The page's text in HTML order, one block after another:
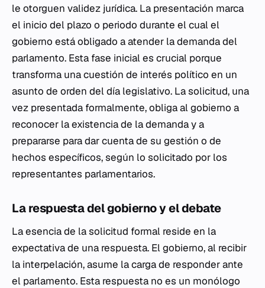
le otorguen validez jurídica. La presentación marca
el inicio del plazo o periodo durante el cual el
gobierno está obligado a atender la demanda del
parlamento. Esta fase inicial es crucial porque
transforma una cuestión de interés político en un
asunto de orden del día legislativo. La solicitud, una
vez presentada formalmente, obliga al gobierno a
reconocer la existencia de la demanda y a
prepararse para dar cuenta de su gestión o de
hechos específicos, según lo solicitado por los
representantes parlamentarios.
La respuesta del gobierno y el debate
La esencia de la solicitud formal reside en la
expectativa de una respuesta. El gobierno, al recibir
la interpelación, asume la carga de responder ante
el parlamento. Esta respuesta no es un monólogo